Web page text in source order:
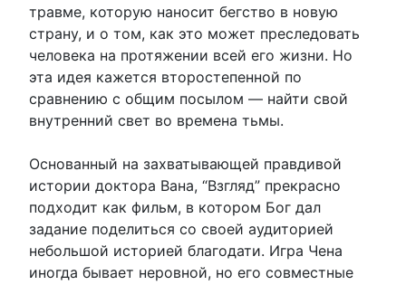
травме, которую наносит бегство в новую
страну, и о том, как это может преследовать
человека на протяжении всей его жизни. Но
эта идея кажется второстепенной по
сравнению с общим посылом — найти свой
внутренний свет во времена тьмы.
Основанный на захватывающей правдивой
истории доктора Вана, “Взгляд” прекрасно
подходит как фильм, в котором Бог дал
задание поделиться со своей аудиторией
небольшой историей благодати. Игра Чена
иногда бывает неровной, но его совместные